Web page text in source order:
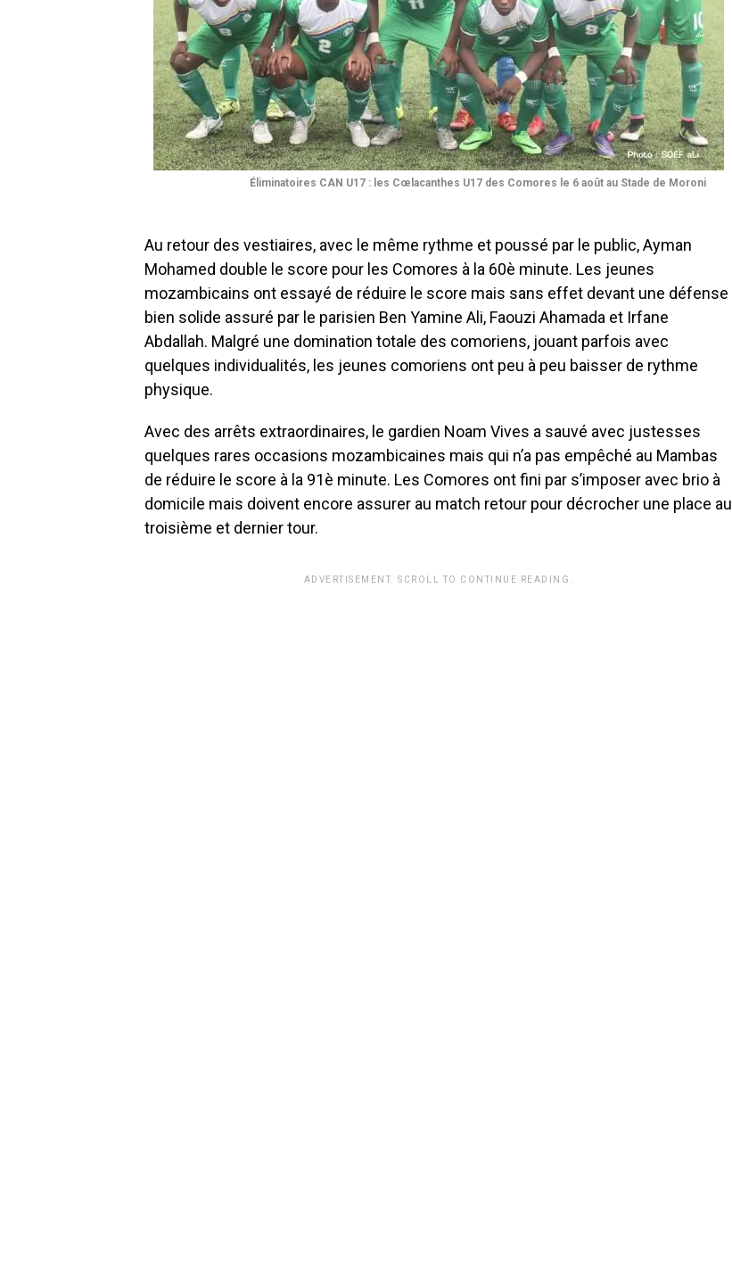
Éliminatoires CAN U17 : les Cœlacanthes U17 des Comores le 6 août au Stade de Moroni
Au retour des vestiaires, avec le même rythme et poussé par le public, Ayman
Mohamed double le score pour les Comores à la 60è minute. Les jeunes
mozambicains ont essayé de réduire le score mais sans effet devant une défense
bien solide assuré par le parisien Ben Yamine Ali, Faouzi Ahamada et Irfane
Abdallah. Malgré une domination totale des comoriens, jouant parfois avec
quelques individualités, les jeunes comoriens ont peu à peu baisser de rythme
physique.
Avec des arrêts extraordinaires, le gardien Noam Vives a sauvé avec justesses
quelques rares occasions mozambicaines mais qui n’a pas empêché au Mambas
de réduire le score à la 91è minute. Les Comores ont fini par s’imposer avec brio à
domicile mais doivent encore assurer au match retour pour décrocher une place au
troisième et dernier tour.
ADVERTISEMENT. SCROLL TO CONTINUE READING.